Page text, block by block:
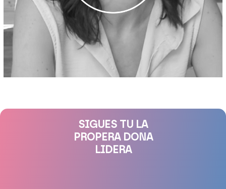
SIGUES TU LA
PROPERA DONA
LIDERA